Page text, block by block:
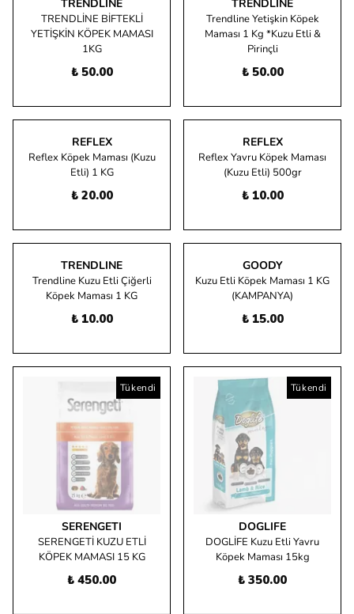
TRENDLINE
TRENDLİNE BİFTEKLİ
YETİŞKİN KÖPEK MAMASI
1KG
₺ 50.00
TRENDLINE
Trendline Yetişkin Köpek
Maması 1 Kg *Kuzu Etli &
Pirinçli
₺ 50.00
REFLEX
Reflex Köpek Maması (Kuzu
Etli) 1 KG
₺ 20.00
REFLEX
Reflex Yavru Köpek Maması
(Kuzu Etli) 500gr
₺ 10.00
TRENDLINE
Trendline Kuzu Etli Çiğerli
Köpek Maması 1 KG
₺ 10.00
GOODY
Kuzu Etli Köpek Maması 1 KG
(KAMPANYA)
₺ 15.00
Tükendi
SERENGETI
SERENGETİ KUZU ETLİ
KÖPEK MAMASI 15 KG
₺ 450.00
Tükendi
DOGLIFE
DOGLİFE Kuzu Etli Yavru
Köpek Maması 15kg
₺ 350.00